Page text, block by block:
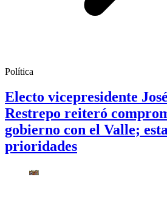
Política
Electo vicepresidente
Restrepo reiteró
gobierno con el Valle;
prioridades